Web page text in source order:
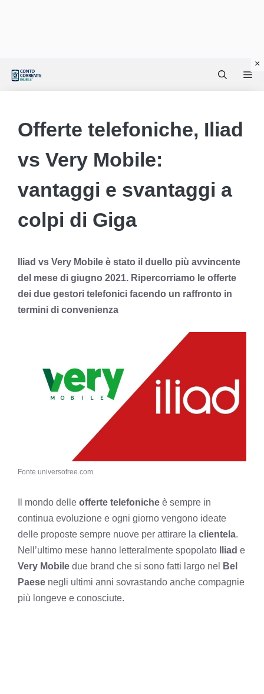
Offerte telefoniche, Iliad
vs Very Mobile:
vantaggi e svantaggi a
colpi di Giga
Iliad vs Very Mobile è stato il duello più avvincente
del mese di giugno 2021. Ripercorriamo le offerte
dei due gestori telefonici facendo un raffronto in
termini di convenienza
Fonte universofree.com
Il mondo delle offerte telefoniche è sempre in
continua evoluzione e ogni giorno vengono ideate
delle proposte sempre nuove per attirare la clientela.
Nell’ultimo mese hanno letteralmente spopolato
Iliad e
Very Mobile due brand che si sono fatti largo nel
Bel
Paese negli ultimi anni sovrastando anche compagnie
più longeve e conosciute.